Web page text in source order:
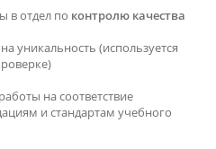
в отдел по контролю качества
уникальность (используется
работы на соответствие
и стандартам учебного